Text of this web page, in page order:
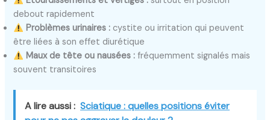
debout rapidement
Problèmes urinaires : cystite ou irritation qui peuvent
être liées à son effet diurétique
Maux de tête ou nausées : fréquemment signalés mais
souvent transitoires
A lire aussi : Sciatique : quelles positions éviter